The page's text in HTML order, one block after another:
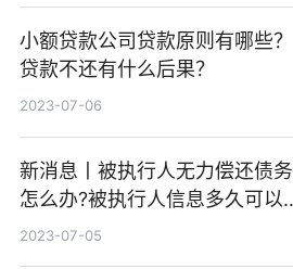
小额贷款公司贷款原则有哪些？
贷款不还有什么后果？
2023-07-06
新消息丨被执行人无力偿还债务
怎么办?被执行人信息多久可以
消除?
2023-07-05